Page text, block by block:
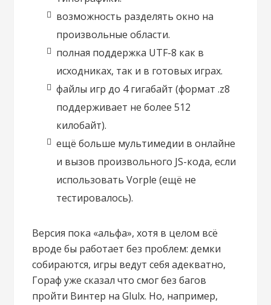
возможность разделять окно на
произвольные области.
полная поддержка UTF-8 как в
исходниках, так и в готовых играх.
файлы игр до 4 гигабайт (формат .z8
поддерживает не более 512
килобайт).
ещё больше мультимедии в онлайне
и вызов произвольного JS-кода, если
использовать Vorple (ещё не
тестировалось).
Версия пока «альфа», хотя в целом всё
вроде бы работает без проблем: демки
собираются, игры ведут себя адекватно,
Гораф уже сказал что смог без багов
пройти Винтер на Glulx. Но, например,